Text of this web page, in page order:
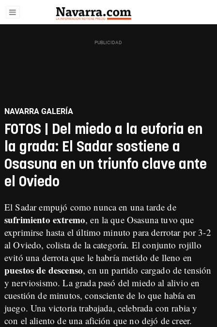
NAVARRA GALERÍA
FOTOS | Del miedo a la euforia en
la grada: El Sadar sostiene a
Osasuna en un triunfo clave ante
el Oviedo
El Sadar empujó como nunca en una tarde de
sufrimiento extremo, en la que Osasuna tuvo que
exprimirse hasta el último minuto para derrotar por 3-2
al Oviedo, colista de la categoría. El conjunto rojillo
evitó una derrota que le habría metido de lleno en
puestos de descenso, en un partido cargado de tensión
y nerviosismo. La grada pasó del miedo al alivio en
cuestión de minutos, consciente de lo que había en
juego. Una victoria trabajada, celebrada con rabia y
con el aliento de una afición que no dejó de creer.